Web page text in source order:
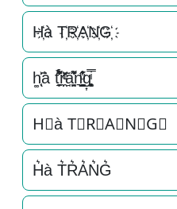
H҉à T҉R҉A҉N҉G҉
h͚̖̜̍̃͐à t̘̟̼̉̈́͐͋͌̊r̼̯̤̈ͭ̃ͨ̆a̘̫͈̭͌͛͌̇̇̍n͉̠̙͉̗̺̋̋̔ͧ̊g͎͚̥͎͔͕ͥ̿
H⃗à T⃗R⃗A⃗N⃗G⃗
H͛à T͛R͛A͛N͛G͛